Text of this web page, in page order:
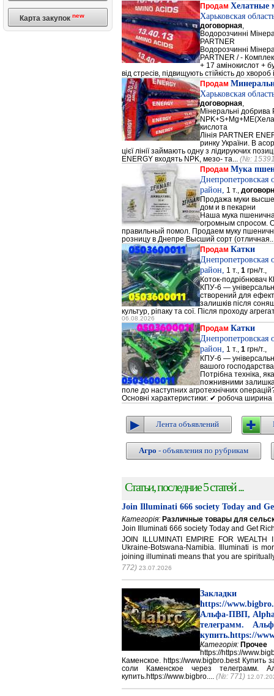
Карта закупок new
Продам Хелатные
Харьковская
договорная
Водорозчинні
PARTNER
Водорозчинні
PARTNER / -
+ 17 амінокислот +
від стресів, підвищують стійкість до хвороб
Продам
Харьковская
договорная
Мінеральні добрива
кислота
Лінія PARTNER
ринку України. В
цієї лінії займають одну з лідируючих
ENERGY входять NPK, мезо- та... (№:
Продам Мука
Днепропетровская
район, 1 т.,
Продажа муки
дом и в пекарни
Наша мука
огромным спросом.
правильный помол. Продаем муку
розницу в Днепре Высший сорт
Продам Катки
Днепропетровская
район, 1 т., 1 грн/т.,
Коток-подрібнювач
КПУ-6 —
створений для
залишків після
культур, ріпаку та сої. Після проходу
06.08.2026
Продам Катки
Днепропетровская
район, 1 т., 1 грн/т.,
КПУ-6 —
вашого господарства
Потрібна техніка,
пожнивними
поле до наступних агротехнічних
Основні характеристики: ✔ робоча
Лента объявлений
Агро - объявления по рубрикам
Статьи, последние 5 статей ...
Join Illuminati 666 society Today and
Категорія: Различные товары для
Join Illuminati 666 society Today and Get
JOIN ILLUMINATI EMPIRE FOR WEALTH
Ukraine-Botswana-Namibia. Illuminati is
joining illuminati means that you are
772) 23.07.2026
Закладки
https://
Альфа-ПВП, Alpha
телеграмм.
купить.https://
Категорія: Прочее
https://https://
Каменское. https://www.bigbro.best Купить
соли Каменское через телеграмм.
купить.https://www.bigbro.... (№: 771)